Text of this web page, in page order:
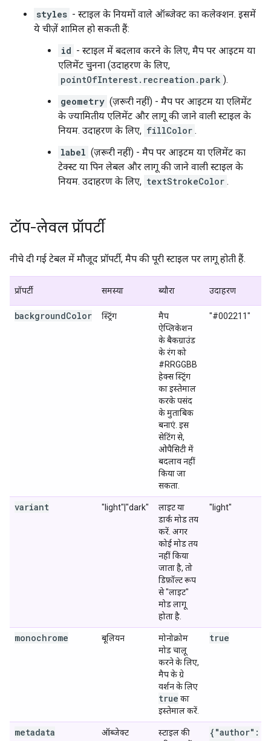
styles - स्टाइल के नियमों वाले ऑब्जेक्ट का कलेक्शन. इसमें
ये चीज़ें शामिल हो सकती हैं:
id - स्टाइल में बदलाव करने के लिए, मैप पर आइटम या
एलिमेंट चुनना (उदाहरण के लिए,
pointOfInterest.recreation.park ).
geometry (ज़रूरी नहीं) - मैप पर आइटम या एलिमेंट
के ज्यामितीय एलिमेंट और लागू की जाने वाली स्टाइल के
नियम. उदाहरण के लिए, fillColor .
label (ज़रूरी नहीं) - मैप पर आइटम या एलिमेंट का
टेक्स्ट या पिन लेबल और लागू की जाने वाली स्टाइल के
नियम. उदाहरण के लिए, textStrokeColor .
टॉप-लेवल प्रॉपर्टी
नीचे दी गई टेबल में मौजूद प्रॉपर्टी, मैप की पूरी स्टाइल पर लागू होती हैं.
प्रॉपर्टी समस्या ब्यौरा उदाहरण
backgroundColor स्ट्रिंग
मैप
ऐप्लिकेशन
के बैकग्राउंड
के रंग को
#RRGGBB
हेक्स स्ट्रिंग
का इस्तेमाल
करके पसंद
के मुताबिक
बनाएं. इस
सेटिंग से,
ओपैसिटी में
बदलाव नहीं
किया जा
सकता.
"#002211"
variant "light"|"dark"
लाइट या
डार्क मोड तय
करें. अगर
कोई मोड तय
नहीं किया
जाता है, तो
डिफ़ॉल्ट रूप
से "लाइट"
मोड लागू
होता है.
"light"
monochrome बूलियन
मोनोक्रोम
मोड चालू
करने के लिए,
मैप के ग्रे
वर्शन के लिए
true का
इस्तेमाल करें.
true
metadata ऑब्जेक्ट
स्टाइल की
{"author":